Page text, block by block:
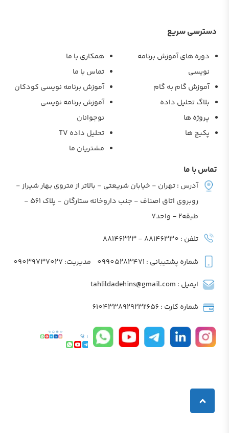
دسترسی سریع
دوره های آموزش برنامه
نویسی
آموزش گام به گام
بلاگ تحلیل داده
پروژه ها
پکیج ها
همکاری با ما
تماس با ما
آموزش برنامه نویسی کودکان
آموزش برنامه نویسی
نوجوانان
تحلیل داده TV
مشتریان ما
تماس با ما
آدرس : تهران - خیابان شریعتی - بالاتر از متروی بهار شیراز -
روبروی اتاق اصناف - جنب داروخانه ستارگان - پلاک 561 -
طبقه2 - واحد7
تلفن : 88146330 - 88146323
شماره پشتیبانی : 09905283471 مدیریت: 09039737027
ایمیل : tahlildadehins@gmail.com
شماره کارت : 6104338929232656